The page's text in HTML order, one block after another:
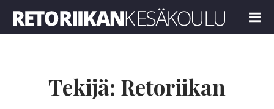
MENU
Tekijä: Retoriikan